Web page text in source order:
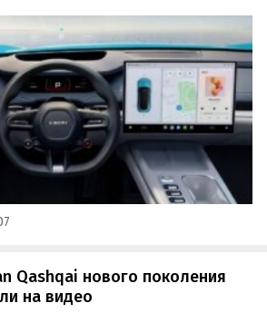
техногиганта.
Qashqai нового поколения
на видео